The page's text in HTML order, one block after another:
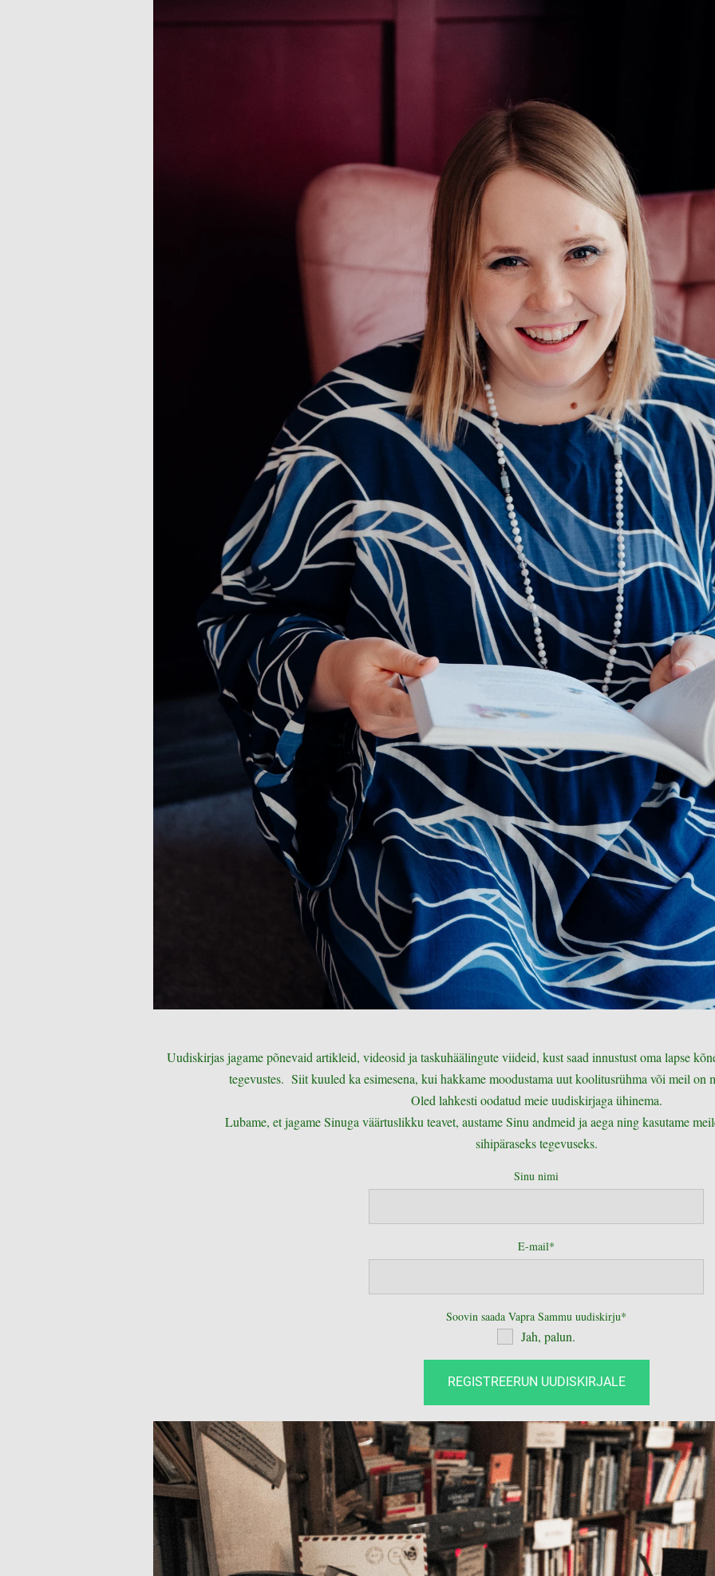
Uudiskirjas jagame põnevaid artikleid, videosid ja taskuhäälingute viideid, kust saad innustust oma lapse
tegevustes. Siit kuuled ka esimesena, kui hakkame moodustama uut koolitusrühma või meil on
Oled lahkesti oodatud meie uudiskirjaga ühinema.
Lubame, et jagame Sinuga väärtuslikku teavet, austame Sinu andmeid ja aega ning kasutame
sihipäraseks tegevuseks.
Sinu nimi
E-mail
Soovin saada Vapra Sammu uudiskirju
Jah, palun.